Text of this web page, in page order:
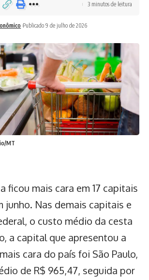
Publicado 9 de julho de 2026
3 minutos de leitura
MT
ficou mais cara em 17 capitais
junho. Nas demais capitais e
o custo médio da cesta
a capital que apresentou a
mais cara do país foi São Paulo,
de R$ 965,47, seguida por